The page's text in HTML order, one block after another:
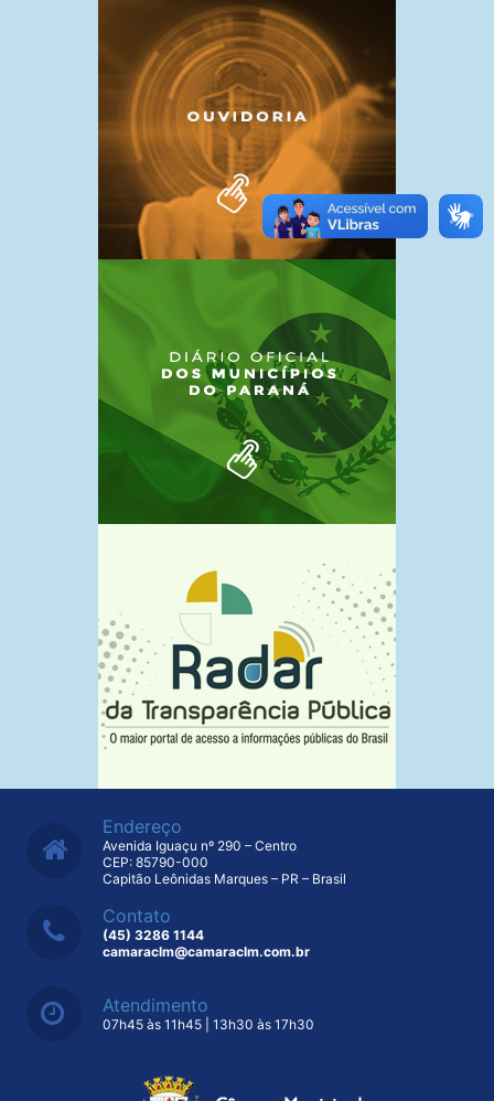
Endereço
Avenida Iguaçu nº 290 – Centro
CEP: 85790-000
Capitão Leônidas Marques – PR – Brasil
Contato
(45) 3286 1144
camaraclm@camaraclm.com.br
Atendimento
07h45 às 11h45 | 13h30 às 17h30